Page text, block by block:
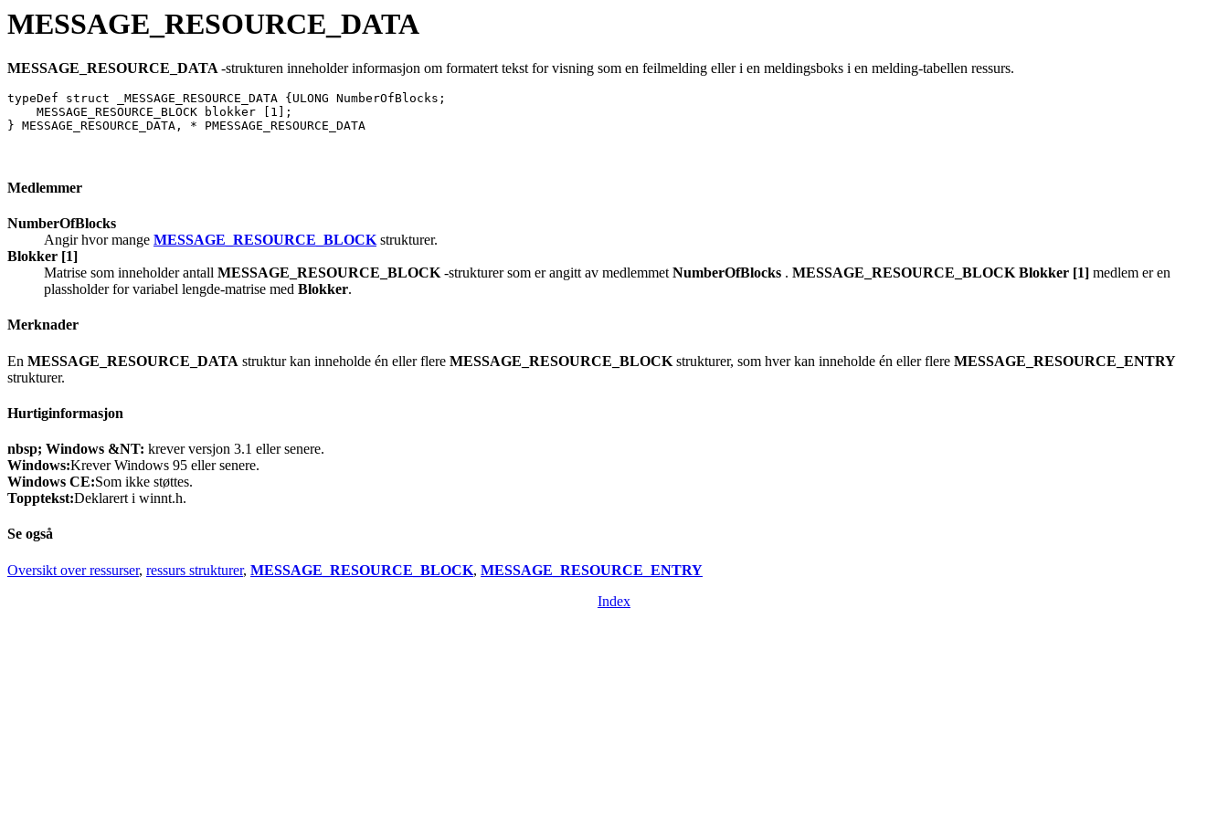
MESSAGE_RESOURCE_DATA
MESSAGE_RESOURCE_DATA-strukturen inneholder informasjon om formatert tekst for visning som en feilmelding eller i en meldingsboks i en melding-tabellen ressurs.
typeDef struct _MESSAGE_RESOURCE_DATA {ULONG NumberOfBlocks;
    MESSAGE_RESOURCE_BLOCK blokker [1];
} MESSAGE_RESOURCE_DATA, * PMESSAGE_RESOURCE_DATA
Medlemmer
NumberOfBlocks
Angir hvor mange MESSAGE_RESOURCE_BLOCK strukturer.
Blokker [1]
Matrise som inneholder antall MESSAGE_RESOURCE_BLOCK -strukturer som er angitt av medlemmet NumberOfBlocks . MESSAGE_RESOURCE_BLOCK Blokker [1] medlem er en
plassholder for variabel lengde-matrise med Blokker.
Merknader
En MESSAGE_RESOURCE_DATA struktur kan inneholde én eller flere MESSAGE_RESOURCE_BLOCK strukturer, som hver kan inneholde én eller flere MESSAGE_RESOURCE_ENTRY
strukturer.
Hurtiginformasjon
nbsp; Windows &NT: krever versjon 3.1 eller senere.
Windows:Krever Windows 95 eller senere.
Windows CE:Som ikke støttes.
Topptekst:Deklarert i winnt.h.
Se også
Oversikt over ressurser, ressurs strukturer, MESSAGE_RESOURCE_BLOCK, MESSAGE_RESOURCE_ENTRY
Index